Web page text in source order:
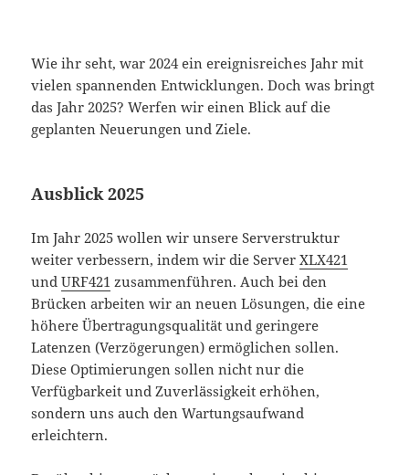
Wie ihr seht, war 2024 ein ereignisreiches Jahr mit
vielen spannenden Entwicklungen. Doch was bringt
das Jahr 2025? Werfen wir einen Blick auf die
geplanten Neuerungen und Ziele.
Ausblick 2025
Im Jahr 2025 wollen wir unsere Serverstruktur
weiter verbessern, indem wir die ServerXLX421
undURF421 zusammenführen. Auch bei den
Brücken arbeiten wir an neuen Lösungen, die eine
höhere Übertragungsqualität und geringere
Latenzen (Verzögerungen) ermöglichen sollen.
Diese Optimierungen sollen nicht nur die
Verfügbarkeit und Zuverlässigkeit erhöhen,
sondern uns auch den Wartungsaufwand
erleichtern.